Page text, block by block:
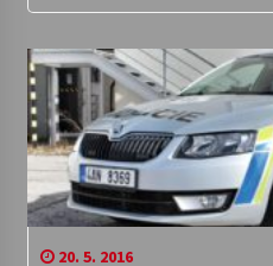
20. 5. 2016